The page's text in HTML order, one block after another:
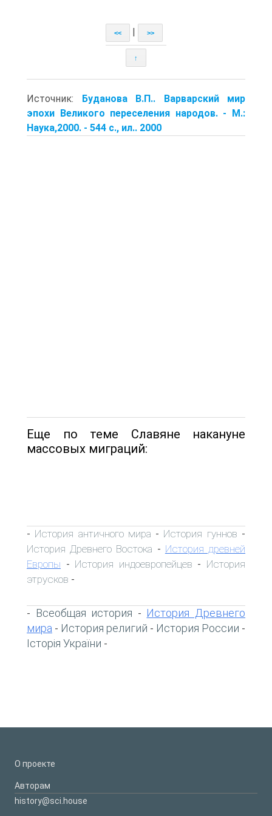
<< | >>
↑
Источник:
Буданова В.П.. Варварский мир
эпохи Великого переселения народов. - М.:
Наука,2000. - 544 с., ил.. 2000
Еще по теме Славяне накануне
массовых миграций:
- История античного мира - История гуннов -
История Древнего Востока - История древней
Европы - История индоевропейцев - История
этрусков -
- Всеобщая история - История Древнего
мира - История религий - История России -
Історія України -
О проекте
Авторам
history@sci.house